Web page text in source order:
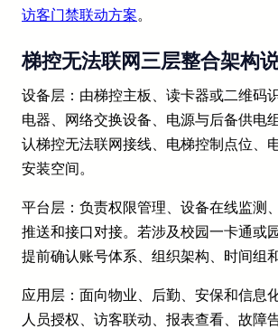
访客门禁联动方案。
梯控无法联网三层整合架构
设备层：由梯控主板、读卡器或二维码
电器、网络交换设备、电源与后备供电
认梯控无法联网接线、电梯控制点位、
安装空间。
平台层：负责权限管理、设备在线监测
推送和接口对接。若涉及校园一卡通或
提前确认账号体系、组织架构、时间组
应用层：面向物业、后勤、安保和信息
人员授权、访客联动、报表查看、故障